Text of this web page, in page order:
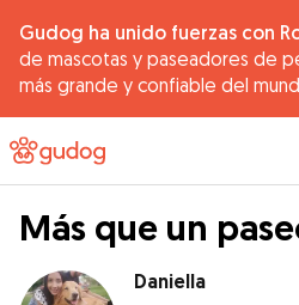
Gudog ha unido fuerzas con
de mascotas y paseadores de
más grande y confiable del
Más que un
Daniella